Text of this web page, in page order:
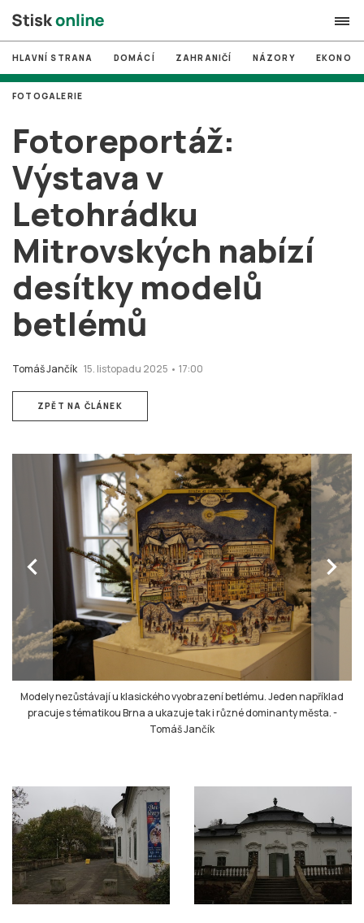
search
# MUNI
# Brno
# volby
PŘIHLÁSIT SE
Zapomněli jste heslo?
HLAVNÍ STRANA DOMÁCÍ ZAHRANIČÍ NÁZORY
Fotoreportáž:
Výstava v
Letohrádku
Mitrovských nabízí
desítky modelů
betlémů
Tomáš Jančík 15. listopadu 2025 • 17:00
FOTOGALERIE
ZPĚT NA ČLÁNEK
chevron_left chevron_right
Modely nezůstávají u klasického vyobrazení betlému. Jeden například
pracuje s tématikou Brna a ukazuje tak i různé dominanty města.-
Tomáš Jančík